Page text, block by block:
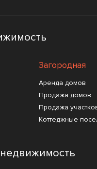
Загородная
Аренда домов
Продажа домов
Продажа
Коттеджные